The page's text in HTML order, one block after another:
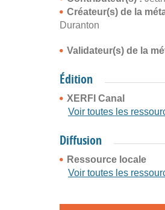
Créateur(s) de la
Duranton
Validateur(s) de la
Édition
XERFI Canal
Voir toutes les
Diffusion
Ressource locale
Voir toutes les